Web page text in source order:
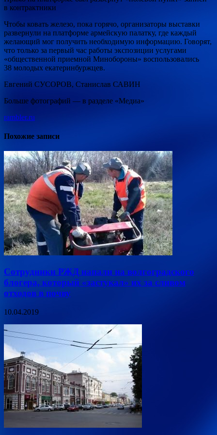
в контрактники
Чтобы ковать железо, пока горячо, организаторы выставки
развернули на платформе армейскую палатку, где каждый
желающий мог получить необходимую информацию. Говорят,
что только за первый час работы экспозиции услугами
«общественной приемной Минобороны» воспользовались
38 молодых екатеринбуржцев.
Евгений СУСОРОВ, Станислав САВИН
Больше фотографий — в разделе «Медиа»
rambler.ru
Похожие записи
Сотрудники РЖД напали на волгоградского
блогера, который «застукал» их за сливом
отходов в почву
10.04.2019